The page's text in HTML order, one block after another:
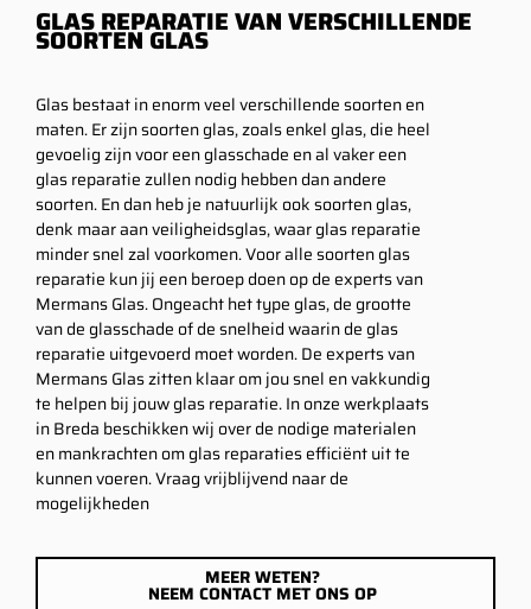
GLAS REPARATIE VAN VERSCHILLENDE
SOORTEN GLAS
Glas bestaat in enorm veel verschillende soorten en
maten. Er zijn soorten glas, zoals enkel glas, die heel
gevoelig zijn voor een glasschade en al vaker een
glas reparatie zullen nodig hebben dan andere
soorten. En dan heb je natuurlijk ook soorten glas,
denk maar aan veiligheidsglas, waar glas reparatie
minder snel zal voorkomen. Voor alle soorten glas
reparatie kun jij een beroep doen op de experts van
Mermans Glas. Ongeacht het type glas, de grootte
van de glasschade of de snelheid waarin de glas
reparatie uitgevoerd moet worden. De experts van
Mermans Glas zitten klaar om jou snel en vakkundig
te helpen bij jouw glas reparatie. In onze werkplaats
in Breda beschikken wij over de nodige materialen
en mankrachten om glas reparaties efficiënt uit te
kunnen voeren. Vraag vrijblijvend naar de
mogelijkheden
MEER WETEN?
NEEM CONTACT MET ONS OP